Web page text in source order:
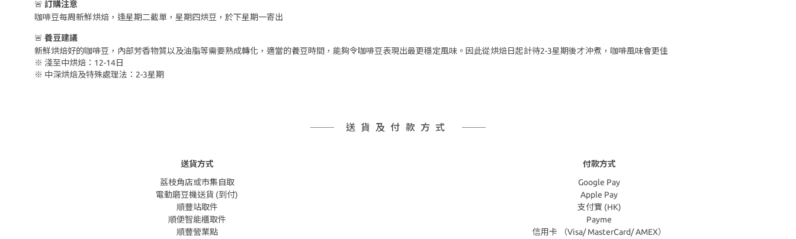
🚨 訂購注意
咖啡豆每周新鮮烘焙，逢星期二截單，星期四烘豆，於下星期一寄出
🚨 養豆建議
新鮮烘焙好的咖啡豆，內部芳香物質以及油脂等需要熟成轉化，適當的養豆時間，能夠令咖啡豆表現出最更穩定風味。因此從烘焙日起計待2-3星期後才沖煮，咖啡風味會更佳
※ 淺至中烘焙： 12-14日
※ 中深烘焙及特殊處理法： 2-3星期
送貨及付款方式
送貨方式
荔枝角店或市集自取
電動磨豆機送貨 (到付)
順豐站取件
順便智能櫃取件
順豐營業點
付款方式
Google Pay
Apple Pay
支付寶 (HK)
Payme
信用卡 （Visa/ MasterCard/ AMEX）